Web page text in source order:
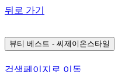
뒤로 가기
뷰티 베스트 - 씨제이온스타일
검색페이지로 이동